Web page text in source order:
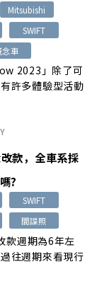
Mitsubishi
SWIFT
車
2023」除了可
許多體驗型活動
款，全車系採
?
SWIFT
間諜照
款週期為6年左
往週期來看現行